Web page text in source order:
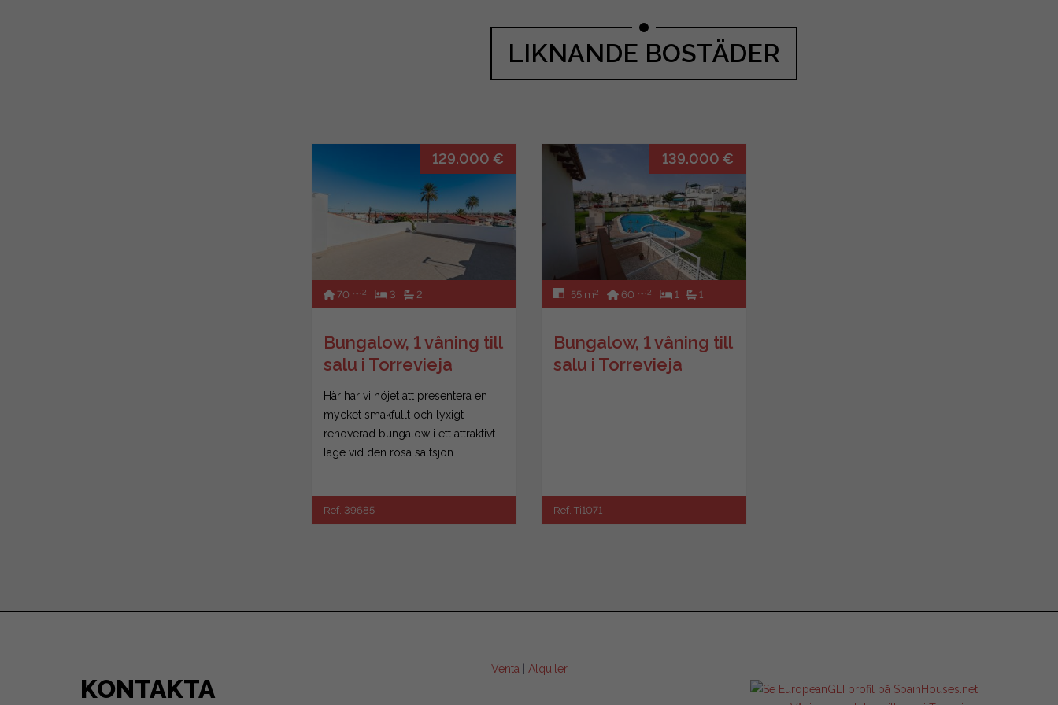
LIKNANDE BOSTÄDER
129.000 €
70 m2 3 2
Bungalow, 1 våning till
salu i Torrevieja
Här har vi nöjet att presentera en
mycket smakfullt och lyxigt
renoverad bungalow i ett attraktivt
läge vid den rosa saltsjön...
Ref. 39685
139.000 €
55 m2 60 m2 1 1
Bungalow, 1 våning till
salu i Torrevieja
Ref. Ti1071
KONTAKTA
Venta| Alquiler